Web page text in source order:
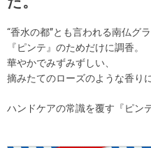
“香水の都”とも言われる南仏グ
『ピンテ』のためだけに調香。
華やかでみずみずしい、
摘みたてのローズのような香り
ハンドケアの常識を覆す『ピン